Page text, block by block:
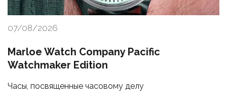
07/08/2026
Marloe Watch Company Pacific
Watchmaker Edition
Часы, посвященные часовому делу